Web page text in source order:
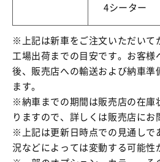
4シーター
※上記は新車をご注文いただいて
工場出荷までの目安です。お客様
後、販売店への輸送および納車準
ます。
※納車までの期間は販売店の在庫
りますので、詳しくは販売店にお
※上記は更新日時点での見通しで
況などによっては変動する可能性